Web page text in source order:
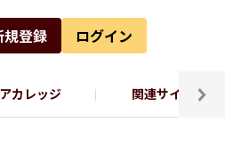
規登録 ログイン
カレッジ 関連サイト